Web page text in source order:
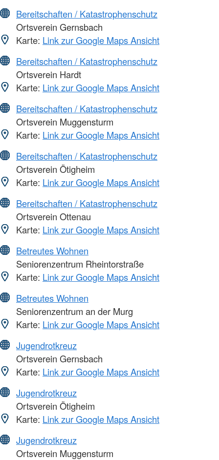
Bereitschaften / Katastrophenschutz
Ortsverein Gernsbach
Karte: Link zur Google Maps Ansicht
Bereitschaften / Katastrophenschutz
Ortsverein Hardt
Karte: Link zur Google Maps Ansicht
Bereitschaften / Katastrophenschutz
Ortsverein Muggensturm
Karte: Link zur Google Maps Ansicht
Bereitschaften / Katastrophenschutz
Ortsverein Ötigheim
Karte: Link zur Google Maps Ansicht
Bereitschaften / Katastrophenschutz
Ortsverein Ottenau
Karte: Link zur Google Maps Ansicht
Betreutes Wohnen
Seniorenzentrum Rheintorstraße
Karte: Link zur Google Maps Ansicht
Betreutes Wohnen
Seniorenzentrum an der Murg
Karte: Link zur Google Maps Ansicht
Jugendrotkreuz
Ortsverein Gernsbach
Karte: Link zur Google Maps Ansicht
Jugendrotkreuz
Ortsverein Ötigheim
Karte: Link zur Google Maps Ansicht
Jugendrotkreuz
Ortsverein Muggensturm